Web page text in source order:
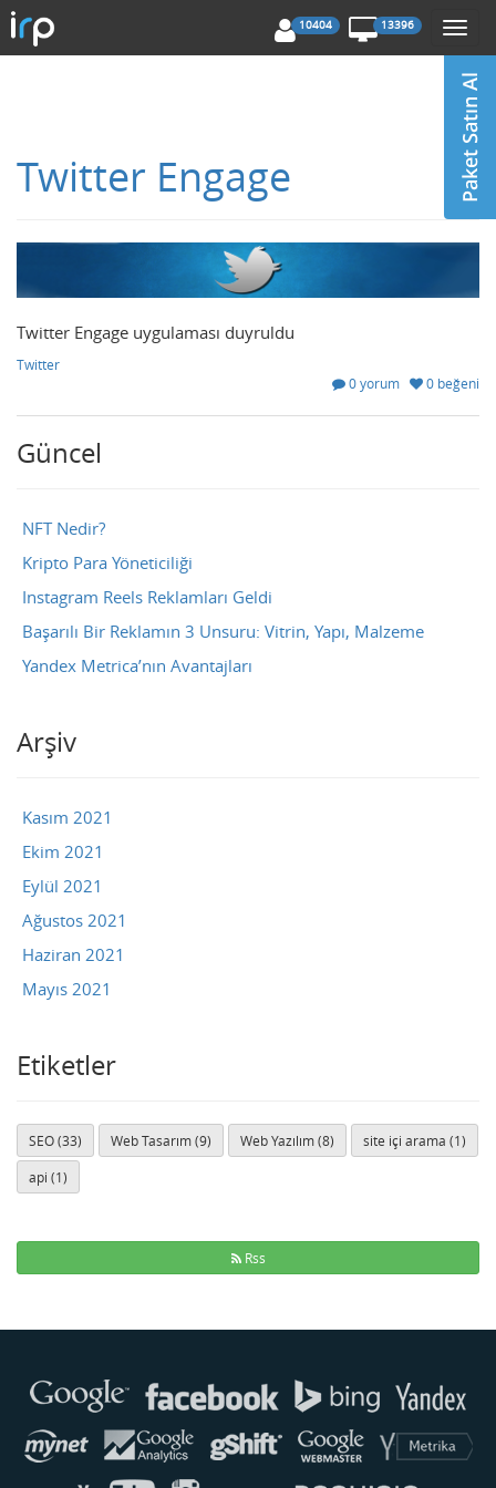
10404 13396
Twitter Engage
Twitter Engage uygulaması duyruldu
Twitter
0 yorum
0 beğeni
Güncel
NFT Nedir?
Kripto Para Yöneticiliği
Instagram Reels Reklamları Geldi
Başarılı Bir Reklamın 3 Unsuru: Vitrin, Yapı, Malzeme
Yandex Metrica’nın Avantajları
Arşiv
Kasım 2021
Ekim 2021
Eylül 2021
Ağustos 2021
Haziran 2021
Mayıs 2021
Etiketler
SEO (33) Web Tasarım (9) Web Yazılım (8) site içi arama (1)
api (1)
Rss
Genellikle anında yanıt verir